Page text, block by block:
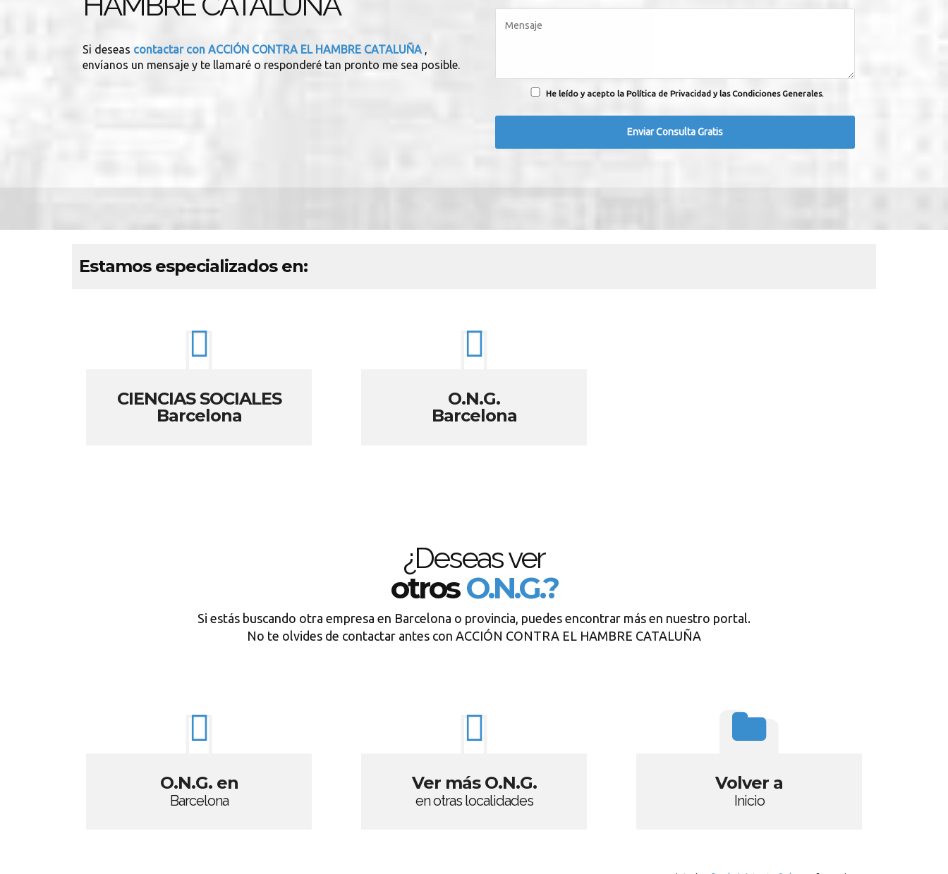
Si deseas contactar con ACCIÓN CONTRA EL HAMBRE CATALUÑA ,
envíanos un mensaje y te llamaré o responderé tan pronto me sea posible.
He leído y acepto la Política de Privacidad y las Condiciones Generales.
Estamos especializados en:
CIENCIAS SOCIALES
Barcelona
O.N.G.
Barcelona
¿Deseas ver
otrosO.N.G.?
Si estás buscando otra empresa en Barcelona o provincia, puedes encontrar más en nuestro portal.
No te olvides de contactar antes con ACCIÓN CONTRA EL HAMBRE CATALUÑA
O.N.G. en
Barcelona
Ver más O.N.G.
en otras localidades
Volver a
Inicio